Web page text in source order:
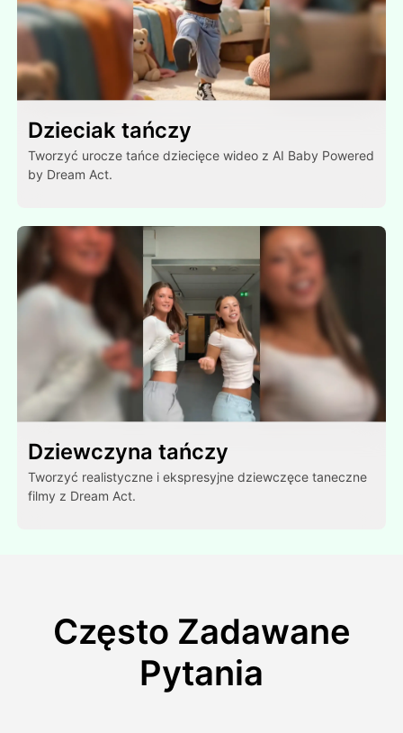
Dzieciak tańczy
Tworzyć urocze tańce dziecięce wideo z AI Baby Powered
by Dream Act.
Dziewczyna tańczy
Tworzyć realistyczne i ekspresyjne dziewczęce taneczne
filmy z Dream Act.
Często Zadawane
Pytania